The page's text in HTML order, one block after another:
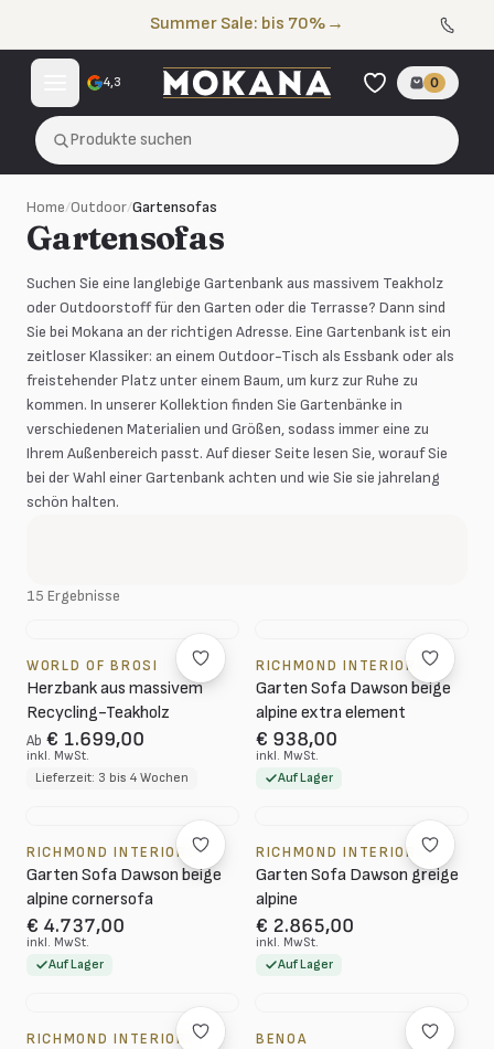
Summer Sale: bis 70% →
4,3 0
Produkte suchen
Home/Outdoor/Gartensofas
Gartensofas
Suchen Sie eine langlebige Gartenbank aus massivem Teakholz
oder Outdoorstoff für den Garten oder die Terrasse? Dann sind
Sie bei Mokana an der richtigen Adresse. Eine Gartenbank ist ein
zeitloser Klassiker: an einem Outdoor-Tisch als Essbank oder als
freistehender Platz unter einem Baum, um kurz zur Ruhe zu
kommen. In unserer Kollektion finden Sie Gartenbänke in
verschiedenen Materialien und Größen, sodass immer eine zu
Ihrem Außenbereich passt. Auf dieser Seite lesen Sie, worauf Sie
bei der Wahl einer Gartenbank achten und wie Sie sie jahrelang
schön halten.
15 Ergebnisse
WORLD OF BROSI
Herzbank aus massivem
Recycling-Teakholz
Ab € 1.699,00
inkl. MwSt.
Lieferzeit: 3 bis 4 Wochen
RICHMOND INTERIORS
Garten Sofa Dawson beige
alpine extra element
€ 938,00
inkl. MwSt.
Auf Lager
RICHMOND INTERIORS
Garten Sofa Dawson beige
alpine cornersofa
€ 4.737,00
inkl. MwSt.
Auf Lager
RICHMOND INTERIORS
Garten Sofa Dawson greige
alpine
€ 2.865,00
inkl. MwSt.
Auf Lager
RICHMOND INTERIORS BENOA